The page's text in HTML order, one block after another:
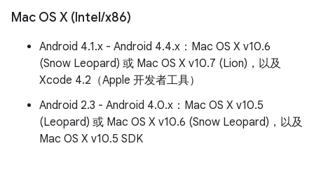
Mac OS X (Intel /x86)
Android 4.1.x - Android 4.4.x：Mac OS X v10.6
(Snow Leopard) 或 Mac OS X v10.7 (Lion)，以及
Xcode 4.2（Apple 开发者工具）
Android 2.3 - Android 4.0.x：Mac OS X v10.5
(Leopard) 或 Mac OS X v10.6 (Snow Leopard)，以及
Mac OS X v10.5 SDK